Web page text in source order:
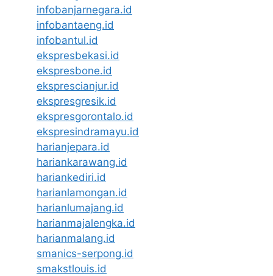
infobanjarnegara.id
infobantaeng.id
infobantul.id
ekspresbekasi.id
ekspresbone.id
eksprescianjur.id
ekspresgresik.id
ekspresgorontalo.id
ekspresindramayu.id
harianjepara.id
hariankarawang.id
hariankediri.id
harianlamongan.id
harianlumajang.id
harianmajalengka.id
harianmalang.id
smanics-serpong.id
smakstlouis.id